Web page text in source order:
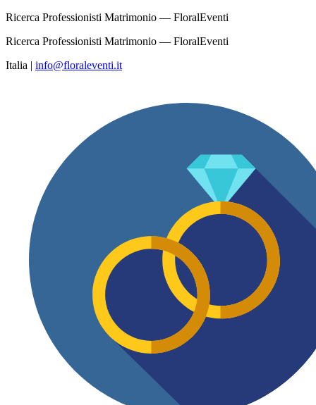
Ricerca Professionisti Matrimonio — FloralEventi
Ricerca Professionisti Matrimonio — FloralEventi
Italia | info@floraleventi.it